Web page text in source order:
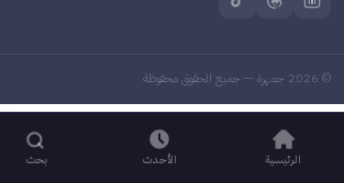
©
2026 جمهرة — جميع الحقوق محفوظة
الرئيسية الأحدث بحث